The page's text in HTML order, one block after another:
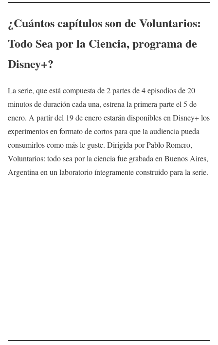
¿Cuántos capítulos son de Voluntarios:
Todo Sea por la Ciencia, programa de
Disney+?
La serie, que está compuesta de 2 partes de 4 episodios de 20
minutos de duración cada una, estrena la primera parte el 5 de
enero. A partir del 19 de enero estarán disponibles en Disney+ los
experimentos en formato de cortos para que la audiencia pueda
consumirlos como más le guste. Dirigida por Pablo Romero,
Voluntarios: todo sea por la ciencia fue grabada en Buenos Aires,
Argentina en un laboratorio íntegramente construido para la serie.